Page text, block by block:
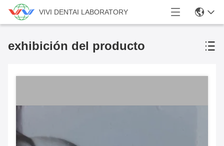
VIVI DENTAI LABORATORY
exhibición del producto